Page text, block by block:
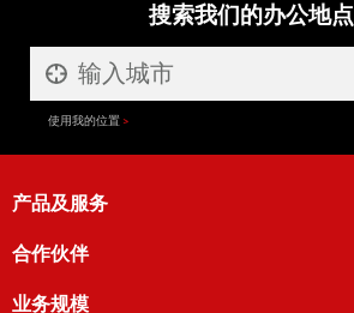
搜索我们的办公地点
使用我的位置
产品及服务
合作伙伴
业务规模